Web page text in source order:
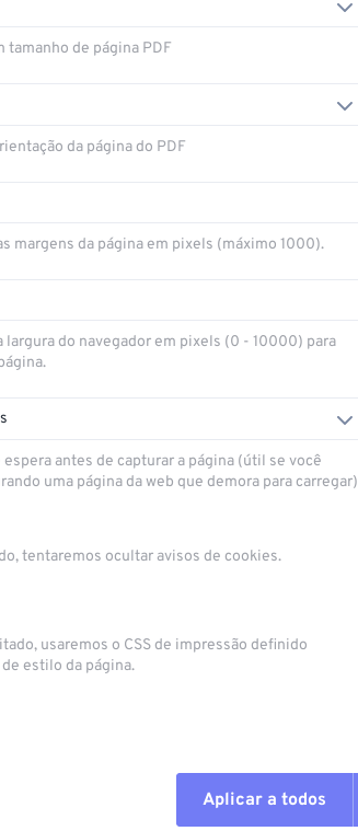
tamanho de página PDF
da página do PDF
margens da página em pixels (máximo 1000).
largura do navegador em pixels (0 - 10000) para
espera antes de capturar a página (útil se você
uma página da web que demora para carregar)
tentaremos ocultar avisos de cookies.
usaremos o CSS de impressão definido
estilo da página.
Aplicar a todos